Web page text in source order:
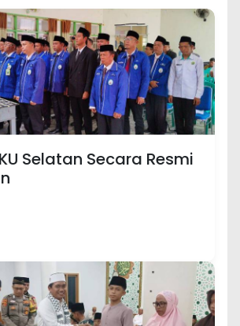
Selatan Secara Resmi